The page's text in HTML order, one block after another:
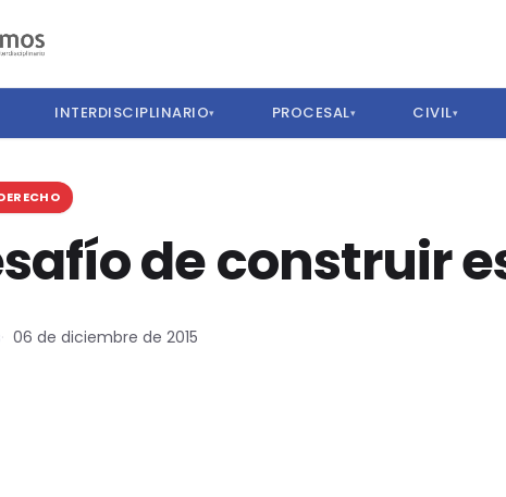
INTERDISCIPLINARIO▾ PROCESAL▾ CIVIL▾
de construir
06 de diciembre de 2015